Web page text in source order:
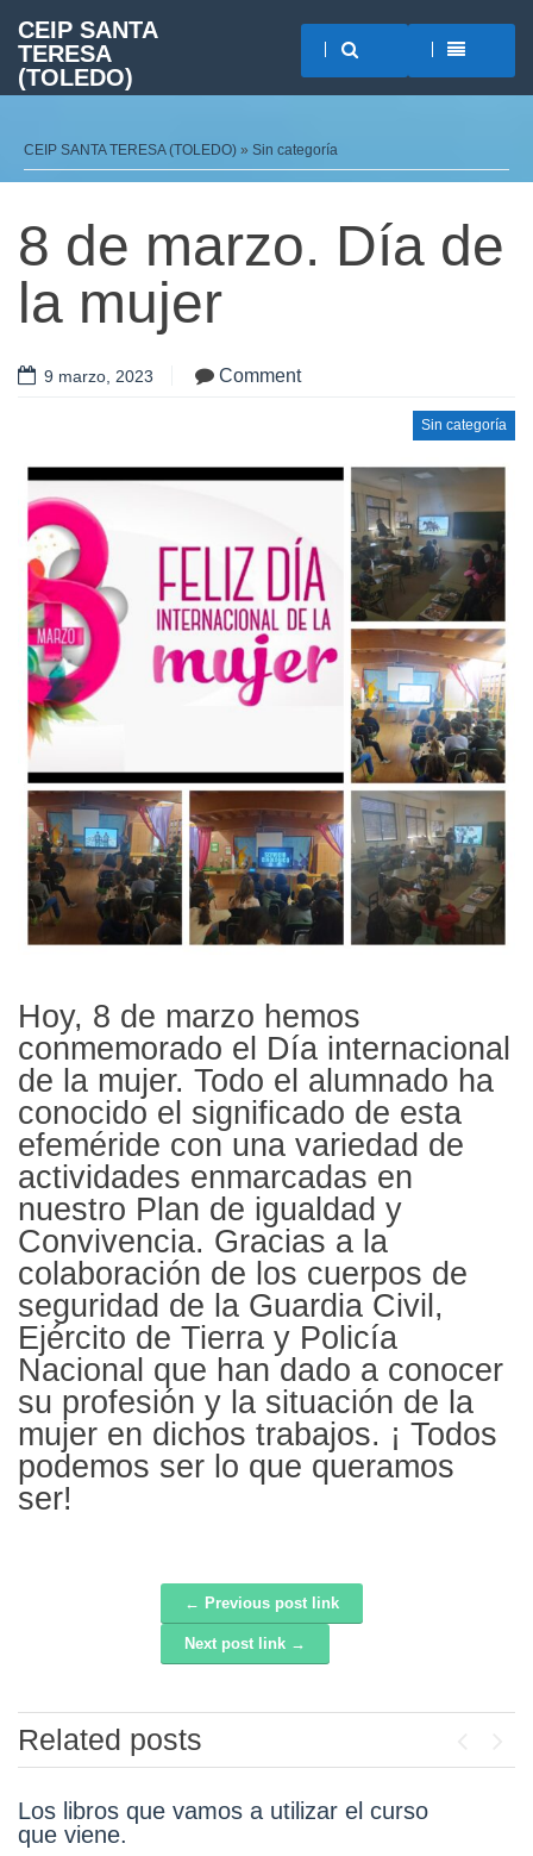
CEIP SANTA
TERESA
(TOLEDO)
CEIP SANTA TERESA (TOLEDO) » Sin categoría
8 de marzo. Día de
la mujer
9 marzo, 2023 Comment
Sin categoría
Hoy, 8 de marzo hemos
conmemorado el Día internacional
de la mujer. Todo el alumnado ha
conocido el significado de esta
efeméride con una variedad de
actividades enmarcadas en
nuestro Plan de igualdad y
Convivencia. Gracias a la
colaboración de los cuerpos de
seguridad de la Guardia Civil,
Ejército de Tierra y Policía
Nacional que han dado a conocer
su profesión y la situación de la
mujer en dichos trabajos. ¡ Todos
podemos ser lo que queramos
ser!
Post navigation← Previous post link
Next post link →
Related posts
Los libros que vamos a utilizar el curso
que viene.
¡Atención!
20 mayo, 2026